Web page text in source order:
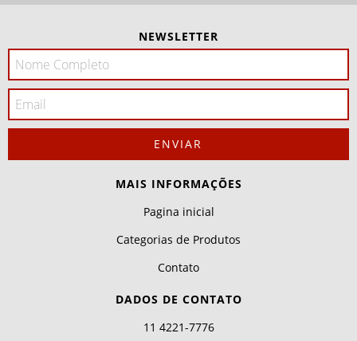
NEWSLETTER
MAIS INFORMAÇÕES
Pagina inicial
Categorias de Produtos
Contato
DADOS DE CONTATO
11 4221-7776